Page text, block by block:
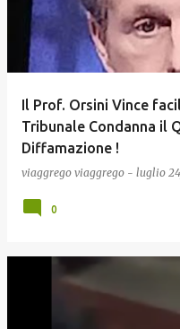
Il Prof. Orsini Vince
Tribunale Condanna il
Diffamazione !
viaggrego viaggrego - luglio
0